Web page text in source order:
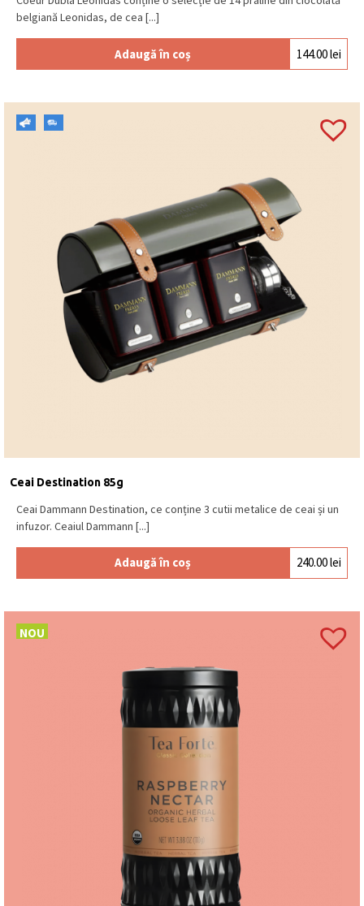
belgiană Leonidas, de cea [...]
Adaugă în coș 144.00lei
Ceai Destination 85g
Ceai Dammann Destination, ce conține 3 cutii metalice de ceai și un
infuzor. Ceaiul Dammann [...]
Adaugă în coș 240.00lei
NOU